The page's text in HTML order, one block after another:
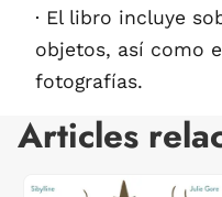
· El libro incluye
objetos, así como
fotografías.
Articles